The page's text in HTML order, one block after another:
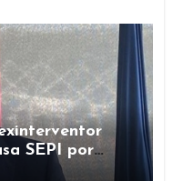
SEPI por
en ayudas